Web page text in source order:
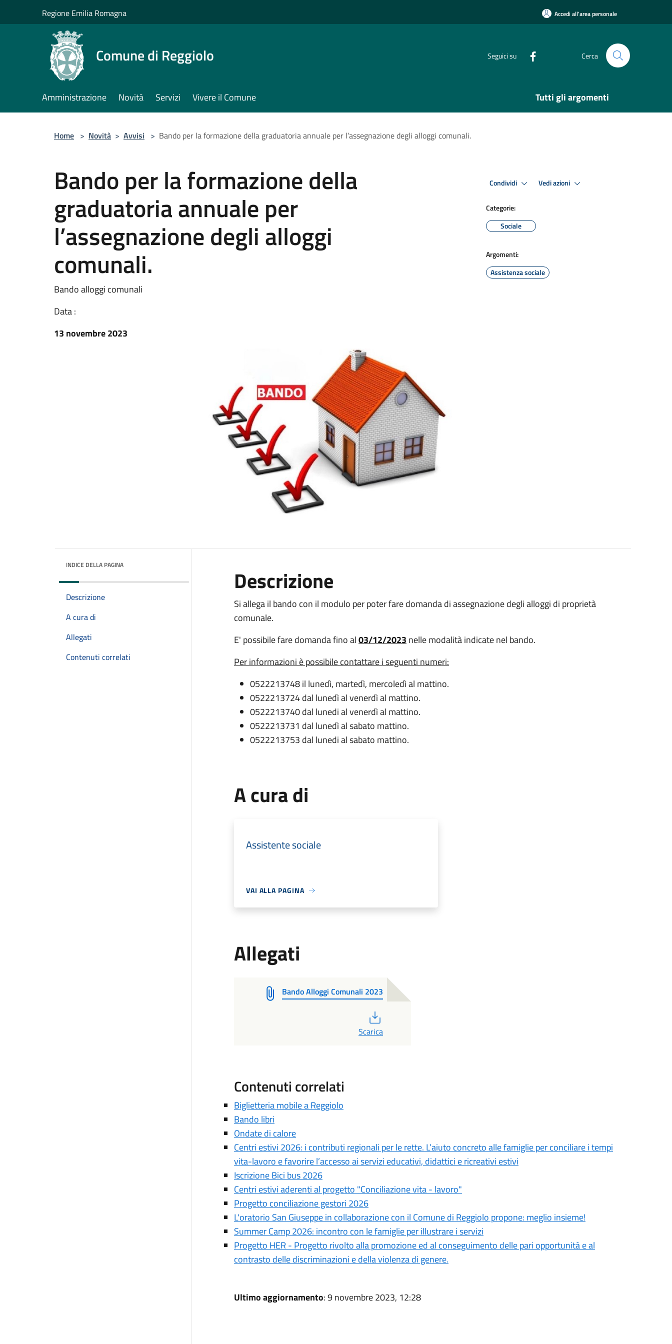
Regione Emilia Romagna Accedi all'area personale
Comune di Reggiolo Seguici su Cerca
Amministrazione Novità Servizi Vivere il Comune Tutti gli argomenti
Home > Novità > Avvisi > Bando per la formazione della graduatoria annuale per l’assegnazione degli alloggi comunali.
Bando per la formazione della
graduatoria annuale per
l’assegnazione degli alloggi
comunali.
Bando alloggi comunali
Data :
13 novembre 2023
Condividi Vedi azioni
Categorie:
Sociale
Argomenti:
Assistenza sociale
INDICE DELLA PAGINA
Descrizione
A cura di
Allegati
Contenuti correlati
Descrizione
Si allega il bando con il modulo per poter fare domanda di assegnazione degli alloggi di proprietà
comunale.
E' possibile fare domanda fino al03/12/2023 nelle modalità indicate nel bando.
Per informazioni è possibile contattare i seguenti numeri:
0522213748 il lunedì, martedì, mercoledì al mattino.
0522213724 dal lunedì al venerdì al mattino.
0522213740 dal lunedi al venerdì al mattino.
0522213731 dal lunedì al sabato mattino.
0522213753 dal lunedi al sabato mattino.
A cura di
Assistente sociale
VAI ALLA PAGINA
Allegati
Bando Alloggi Comunali 2023
Scarica
Contenuti correlati
Biglietteria mobile a Reggiolo
Bando libri
Ondate di calore
Centri estivi 2026: i contributi regionali per le rette. L’aiuto concreto alle famiglie per conciliare i tempi
vita-lavoro e favorire l’accesso ai servizi educativi, didattici e ricreativi estivi
Iscrizione Bici bus 2026
Centri estivi aderenti al progetto "Conciliazione vita - lavoro"
Progetto conciliazione gestori 2026
L'oratorio San Giuseppe in collaborazione con il Comune di Reggiolo propone: meglio insieme!
Summer Camp 2026: incontro con le famiglie per illustrare i servizi
Progetto HER - Progetto rivolto alla promozione ed al conseguimento delle pari opportunità e al
contrasto delle discriminazioni e della violenza di genere.
Ultimo aggiornamento: 9 novembre 2023, 12:28